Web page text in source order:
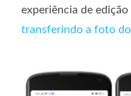
experiência de
transferindo a foto